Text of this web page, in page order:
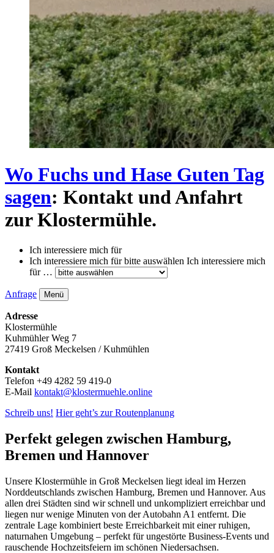
Wo Fuchs und Hase Guten Tag
sagen: Kontakt und Anfahrt
zur Klostermühle.
Ich interessiere mich für
Ich interessiere mich für bitte auswählen Ich interessiere mich
für …
Anfrage Menü
Adresse
Klostermühle
Kuhmühler Weg 7
27419 Groß Meckelsen / Kuhmühlen
Kontakt
Telefon +49 4282 59 419-0
E-Mail kontakt@klostermuehle.online
Schreib uns! Hier geht’s zur Routenplanung
Perfekt gelegen zwischen Hamburg,
Bremen und Hannover
Unsere Klostermühle in Groß Meckelsen liegt ideal im Herzen
Norddeutschlands zwischen Hamburg, Bremen und Hannover. Aus
allen drei Städten sind wir schnell und unkompliziert erreichbar und
liegen nur wenige Minuten von der Autobahn A1 entfernt. Die
zentrale Lage kombiniert beste Erreichbarkeit mit einer ruhigen,
naturnahen Umgebung – perfekt für ungestörte Business-Events und
rauschende Hochzeitsfeiern im schönen Niedersachsen.